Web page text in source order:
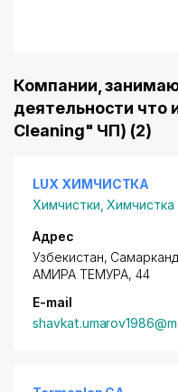
Компании,
деятельности что
Cleaning" ЧП) (2)
LUX ХИМЧИСТКА
Химчистки ,Химчистка
Адрес
Узбекистан,
АМИРА ТЕМУРА, 44
E-mail